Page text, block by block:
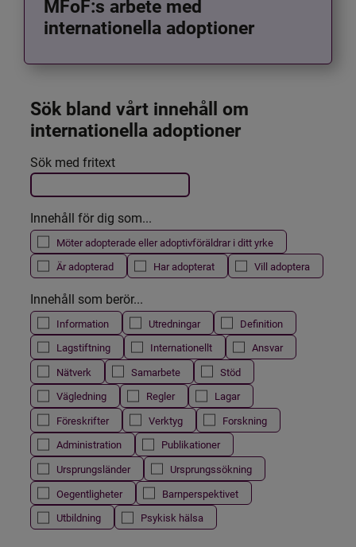
MFoF:s arbete med
internationella adoptioner
Sök bland vårt innehåll om
internationella adoptioner
Filtrera resultatet
Det här formuläret postas automatiskt
Sök med fritext
Innehåll för dig som...
Möter adopterade eller adoptivföräldrar i ditt yrke
Är adopterad
Har adopterat Vill adoptera
Innehåll som berör...
Information Utredningar
Definition
Lagstiftning
Internationellt
Ansvar
Nätverk
Samarbete
Stöd
Vägledning
Regler
Lagar
Föreskrifter
Verktyg
Forskning
Administration
Publikationer
Ursprungsländer
Ursprungssökning
Oegentligheter
Barnperspektivet
Utbildning
Psykisk hälsa